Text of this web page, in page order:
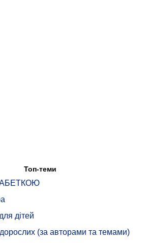
Топ-теми
АБЕТКОЮ
дітей
дорослих (за авторами та темами)